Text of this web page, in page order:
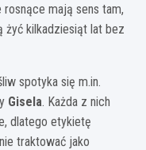
rosnące mają sens tam,
żyć kilkadziesiąt lat bez
spotyka się m.in.
Gisela. Każda z nich
dlatego etykietę
traktować jako